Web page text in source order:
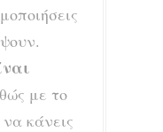
με το
κάνεις